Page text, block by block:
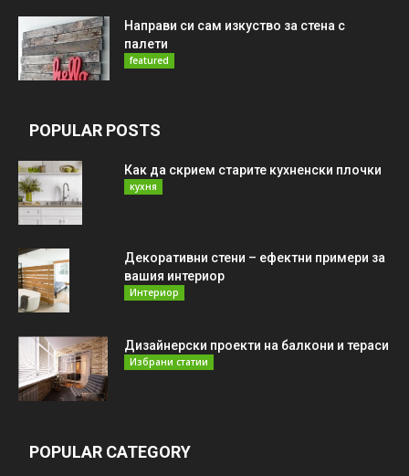
Направи си сам изкуство за стена с
палети
featured
POPULAR POSTS
Как да скрием старите кухненски плочки
кухня
Декоративни стени – ефектни примери за
вашия интериор
Интериор
Дизайнерски проекти на балкони и тераси
Избрани статии
POPULAR CATEGORY